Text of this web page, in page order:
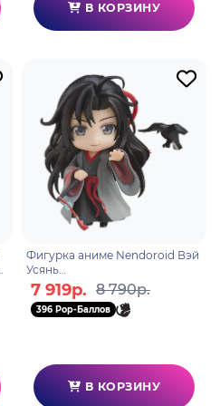
В КОРЗИНУ
Фигурка аниме Nendoroid Вэй
Усянь
Wei Wuxian: Yi Ling Lao Zu 4580
590129450
7 919р. 8 790р.
396 Pop-Баллов
В КОРЗИНУ